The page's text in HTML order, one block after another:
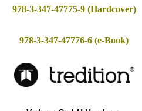
978-3-347-47775-9 (Hardcover)
978-3-347-47776-6 (e-Book)